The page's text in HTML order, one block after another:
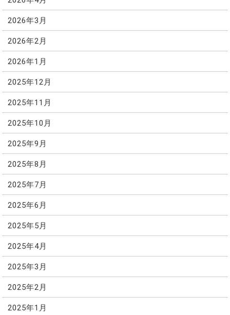
2026年3月
2026年2月
2026年1月
2025年12月
2025年11月
2025年10月
2025年9月
2025年8月
2025年7月
2025年6月
2025年5月
2025年4月
2025年3月
2025年2月
2025年1月